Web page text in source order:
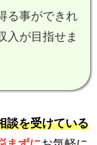
る事ができれ
入が目指せま
談を受けている